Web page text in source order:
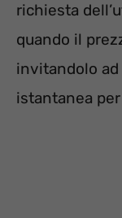
richiesta
quando il
invitandolo
istantanea